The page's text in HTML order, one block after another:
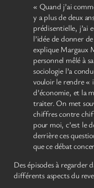
« Quand j’ai
y a plus de deux
prédisentielle, j’ai
l’idée de donner
explique Margaux
personnel mêlé à
sociologie l’a
vouloir le rendre «
d’économie, et la
traiter. On met
chiffres contre
pour moi, c’est le
derrière ces
que ce débat
Des épisodes à regarder
différents aspects du